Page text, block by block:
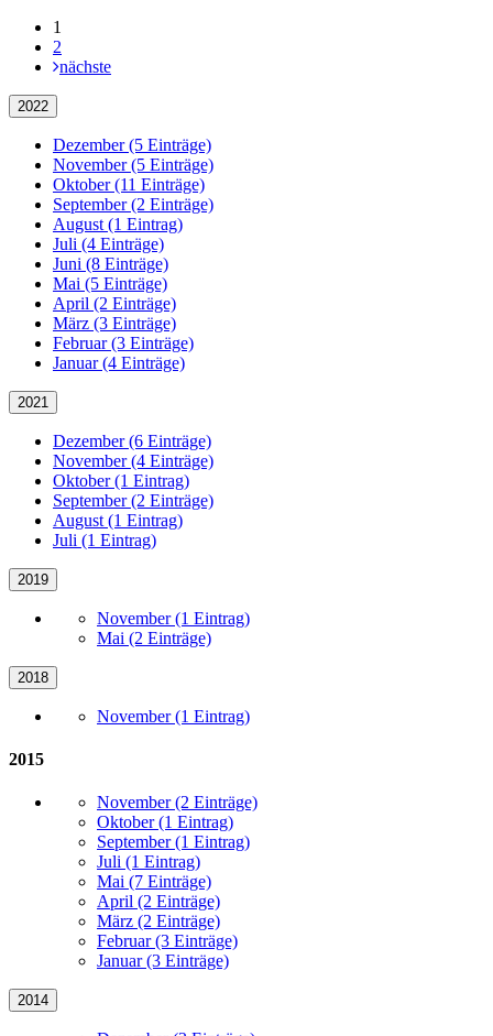
1
2
nächste
2022
Dezember (5 Einträge)
November (5 Einträge)
Oktober (11 Einträge)
September (2 Einträge)
August (1 Eintrag)
Juli (4 Einträge)
Juni (8 Einträge)
Mai (5 Einträge)
April (2 Einträge)
März (3 Einträge)
Februar (3 Einträge)
Januar (4 Einträge)
2021
Dezember (6 Einträge)
November (4 Einträge)
Oktober (1 Eintrag)
September (2 Einträge)
August (1 Eintrag)
Juli (1 Eintrag)
2019
November (1 Eintrag)
Mai (2 Einträge)
2018
November (1 Eintrag)
2015
November (2 Einträge)
Oktober (1 Eintrag)
September (1 Eintrag)
Juli (1 Eintrag)
Mai (7 Einträge)
April (2 Einträge)
März (2 Einträge)
Februar (3 Einträge)
Januar (3 Einträge)
2014